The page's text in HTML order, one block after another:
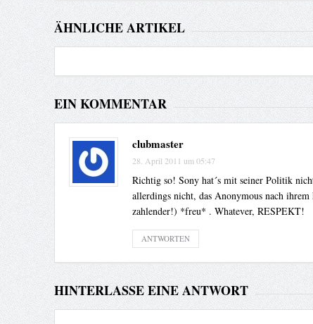
ÄHNLICHE ARTIKEL
EIN KOMMENTAR
clubmaster
28. April 2011 um 05:47
Richtig so! Sony hat´s mit seiner Politik
allerdings nicht, das Anonymous nach
zahlender!) *freu* . Whatever, RESPEKT!
ANTWORTEN
HINTERLASSE EINE ANTWORT